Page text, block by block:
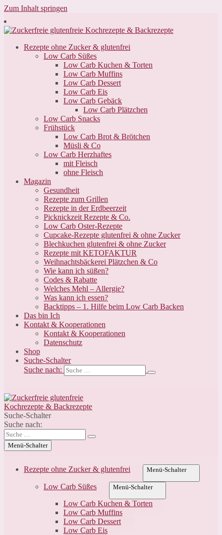
Zum Inhalt springen
Rezepte ohne Zucker & glutenfrei
Low Carb Süßes
Low Carb Kuchen & Torten
Low Carb Muffins
Low Carb Dessert
Low Carb Eis
Low Carb Gebäck
Low Carb Plätzchen
Low Carb Snacks
Frühstück
Low Carb Brot & Brötchen
Müsli & Co
Low Carb Herzhaftes
mit Fleisch
ohne Fleisch
Magazin
Gesundheit
Rezepte zum Grillen
Rezepte in der Erdbeerzeit
Picknickzeit Rezepte & Co.
Low Carb Oster-Rezepte
Cupcake-Rezepte glutenfrei & ohne Zucker
Blechkuchen glutenfrei & ohne Zucker
Rezepte mit KETOFAKTUR
Weihnachtsbäckerei Plätzchen & Co
Wie kann ich süßen?
Codes & Rabatte
Welches Mehl – Allergie?
Was kann ich essen?
Backtipps – 1. Hilfe beim Low Carb Backen
Das bin Ich
Kontakt & Kooperationen
Kontakt & Kooperationen
Datenschutz
Shop
Suche-Schalter
Suche nach:
Suche-Schalter
Suche nach:
Menü-Schalter
Rezepte ohne Zucker & glutenfrei Menü-Schalter
Low Carb Süßes Menü-Schalter
Low Carb Kuchen & Torten
Low Carb Muffins
Low Carb Dessert
Low Carb Eis